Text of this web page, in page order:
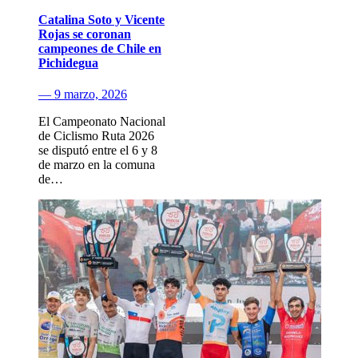
Catalina Soto y Vicente
Rojas se coronan
campeones de Chile en
Pichidegua
— 9 marzo, 2026
El Campeonato Nacional
de Ciclismo Ruta 2026
se disputó entre el 6 y 8
de marzo en la comuna
de…